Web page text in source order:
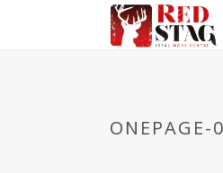
ONEPAGE-